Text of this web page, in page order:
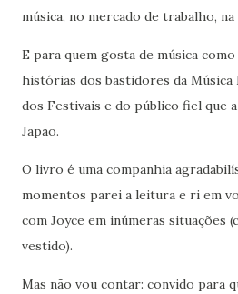
música, no mercado de trabalho,
E para quem gosta de música
histórias dos bastidores da
dos Festivais e do público fiel que
Japão.
O livro é uma companhia
momentos parei a leitura e ri em
com Joyce em inúmeras situações
vestido).
Mas não vou contar: convido para